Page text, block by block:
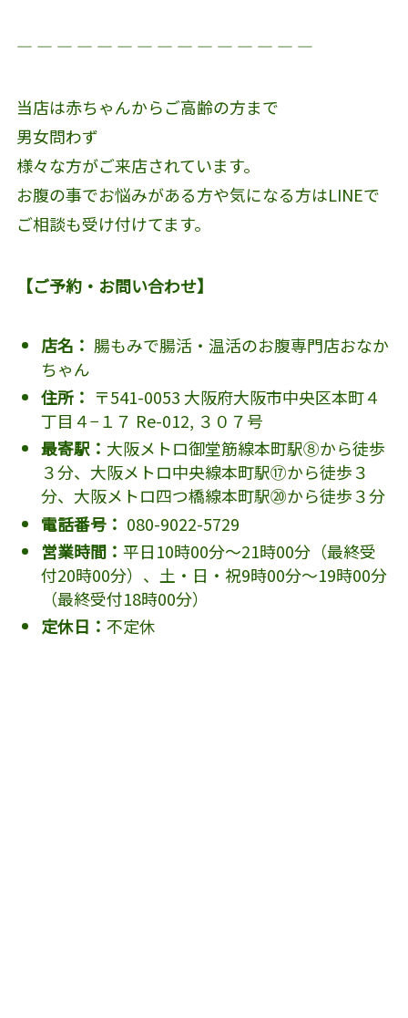
― ― ― ― ― ― ― ― ― ― ― ― ― ― ―
当店は赤ちゃんからご高齢の方まで
男女問わず
様々な方がご来店されています。
お腹の事でお悩みがある方や気になる方はLINEで
ご相談も受け付けてます。
【ご予約・お問い合わせ】
店名： 腸もみで腸活・温活のお腹専門店おなか
ちゃん
住所： 〒541-0053 大阪府大阪市中央区本町４
丁目４−１７ Re-012, ３０７号
最寄駅： 大阪メトロ御堂筋線本町駅⑧から徒歩
３分、大阪メトロ中央線本町駅⑰から徒歩３
分、大阪メトロ四つ橋線本町駅⑳から徒歩３分
電話番号： 080-9022-5729
営業時間： 平日10時00分～21時00分（最終受
付20時00分）、土・日・祝9時00分～19時00分
（最終受付18時00分）
定休日： 不定休